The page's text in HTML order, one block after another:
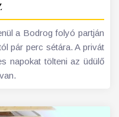
a Bodrog folyó partján
pár perc sétára. A privát
napokat tölteni az üdülő